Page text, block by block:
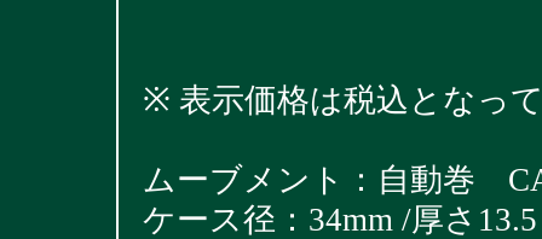
※ 表示価格は税込となっ
ムーブメント：自動巻
ケース径：34mm /厚さ13.5